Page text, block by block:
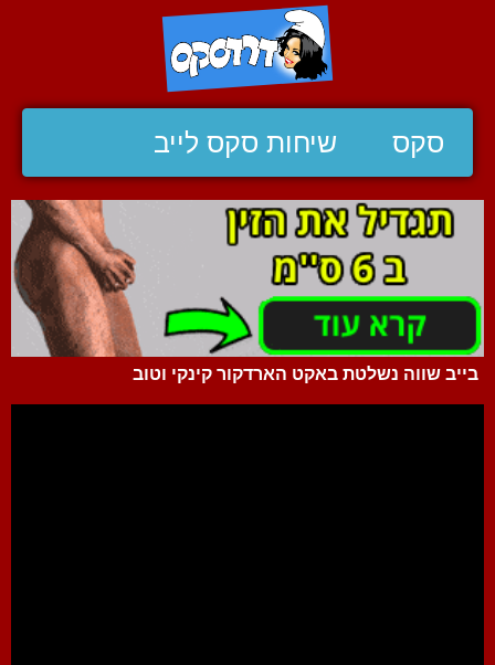
סקס שיחות סקס לייב
בייב שווה נשלטת באקט הארדקור קינקי וטוב